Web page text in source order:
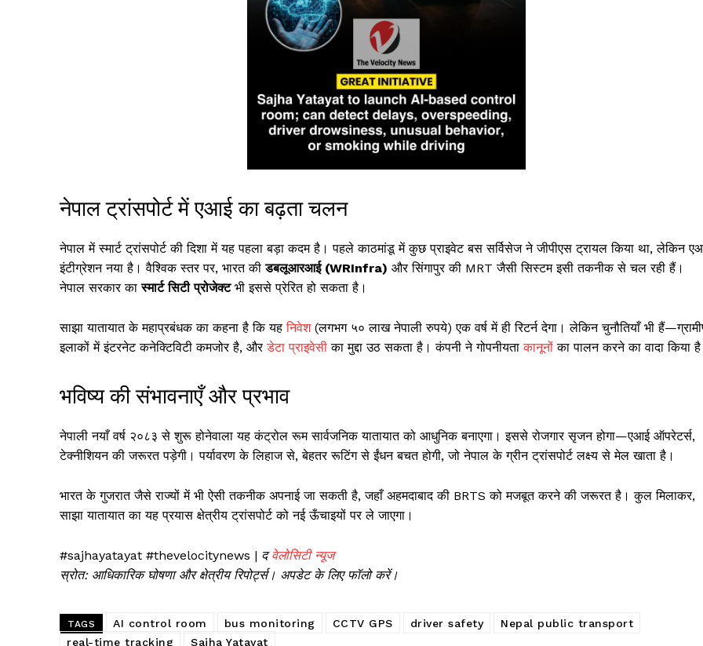
नेपाल ट्रांसपोर्ट में एआई का बढ़ता चलन
नेपाल में स्मार्ट ट्रांसपोर्ट की दिशा में यह पहला बड़ा कदम है। पहले काठमांडू में कुछ प्राइवेट बस सर्विसेज ने जीपीएस ट्रायल किया था, लेकिन
इंटीग्रेशन नया है। वैश्विक स्तर पर, भारत कीडबलूआरआई (WRInfra) और सिंगापुर की MRT जैसी सिस्टम इसी तकनीक से चल रही हैं।
नेपाल सरकार कास्मार्ट सिटी प्रोजेक्टभी इससे प्रेरित हो सकता है।
साझा यातायात के महाप्रबंधक का कहना है कि यहनिवेश(लगभग ५० लाख नेपाली रुपये) एक वर्ष में ही रिटर्न देगा। लेकिन चुनौतियाँ भी
इलाकों में इंटरनेट कनेक्टिविटी कमजोर है, औरडेटा प्राइवेसी का मुद्दा उठ सकता है। कंपनी ने गोपनीयताकानून ों का पालन करने का वादा किया
भविष्य की संभावनाएँ और प्रभाव
नेपाली नयाँ वर्ष २०८३ से शुरू होनेवाला यह कंट्रोल रूम सार्वजनिक यातायात को आधुनिक बनाएगा। इससे रोजगार सृजन होगा—एआई ऑपरेटर्स,
टेक्नीशियन की जरूरत पड़ेगी। पर्यावरण के लिहाज से, बेहतर रूटिंग से ईंधन बचत होगी, जो नेपाल के ग्रीन ट्रांसपोर्ट लक्ष्य से मेल खाता है।
भारत के गुजरात जैसे राज्यों में भी ऐसी तकनीक अपनाई जा सकती है, जहाँ अहमदाबाद की BRTS को मजबूत करने की जरूरत है। कुल मिलाकर,
साझा यातायात का यह प्रयास क्षेत्रीय ट्रांसपोर्ट को नई ऊँचाइयों पर ले जाएगा।
#sajhayatayat #thevelocitynews | दवेलोसिटी न्यूज
स्रोत: आधिकारिक घोषणा और क्षेत्रीय रिपोर्ट्स। अपडेट के लिए फॉलो करें।
TAGS AI control room bus monitoring CCTV GPS driver safety
Nepal public transport
real-time tracking
Sajha Yatayat